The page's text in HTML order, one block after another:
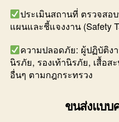
ประเมินสถานที่ ตรวจสอ
แผนและชี้แจงงาน (Safety
ความปลอดภัย: ผู้ปฏิบัติง
นิรภัย, รองเท้านิรภัย, เสื้อ
อื่นๆ ตามกฎกระทรวง
ขนส่งแบบ